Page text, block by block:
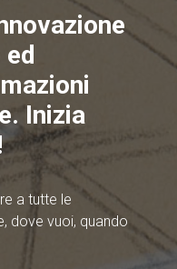
Inizia
a tutte le
dove vuoi, quando